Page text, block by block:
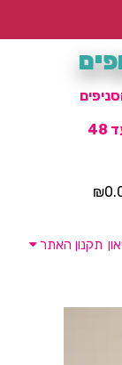
מהסניפים
חדש! משלוחי אקספרס עד 48
₪
תקנון האתר